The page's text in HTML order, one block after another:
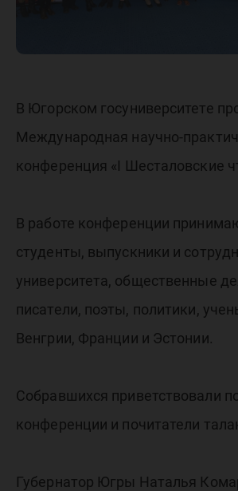
В Югорском госуниверситете
Международная научно-
конференция «I Шесталовские
В работе конференции
студенты, выпускники и
университета, общественные
писатели, поэты, политики,
Венгрии, Франции и Эстонии.
Собравшихся приветствовали
конференции и почитатели
Губернатор Югры Наталья